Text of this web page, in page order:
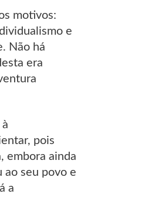
motivos:
e
Não há
era
pois
embora ainda
ao seu povo e
a